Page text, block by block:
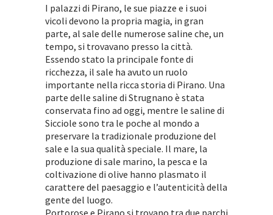
I palazzi di Pirano, le sue piazze e i suoi
vicoli devono la propria magia, in gran
parte, al sale delle numerose saline che, un
tempo, si trovavano presso la città.
Essendo stato la principale fonte di
ricchezza, il sale ha avuto un ruolo
importante nella ricca storia di Pirano. Una
parte delle saline di Strugnano è stata
conservata fino ad oggi, mentre le saline di
Sicciole sono tra le poche al mondo a
preservare la tradizionale produzione del
sale e la sua qualità speciale. Il mare, la
produzione di sale marino, la pesca e la
coltivazione di olive hanno plasmato il
carattere del paesaggio e l’autenticità della
gente del luogo.
Portorose e Pirano si trovano tra due parchi